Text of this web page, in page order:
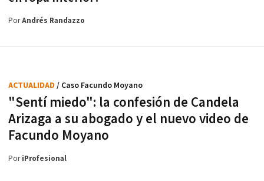
PorAndrés Randazzo
"Sentí miedo": la confesión de Candela
Arizaga a su abogado y el nuevo video de
Facundo Moyano
ACTUALIDAD / Caso Facundo Moyano
PoriProfesional